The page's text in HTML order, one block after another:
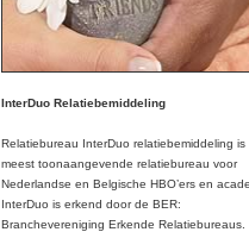
InterDuo Relatiebemiddeling
Relatiebureau InterDuo relatiebemiddeling is
meest toonaangevende relatiebureau voor
Nederlandse en Belgische HBO’ers en
InterDuo is erkend door de BER:
Branchevereniging Erkende Relatiebureaus.